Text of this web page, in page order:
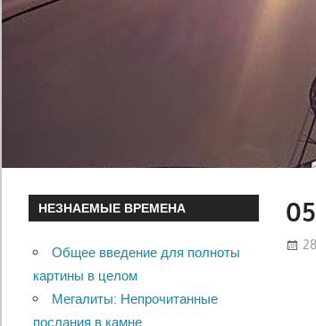
05
НЕЗНАЕМЫЕ ВРЕМЕНА
Общее введение для полноты
картины в целом
Мегалиты: Непрочитанные
послания в камне